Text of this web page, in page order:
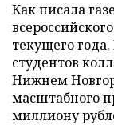
Как писала
текущего
студентов
Нижнем
масштабного
миллиону